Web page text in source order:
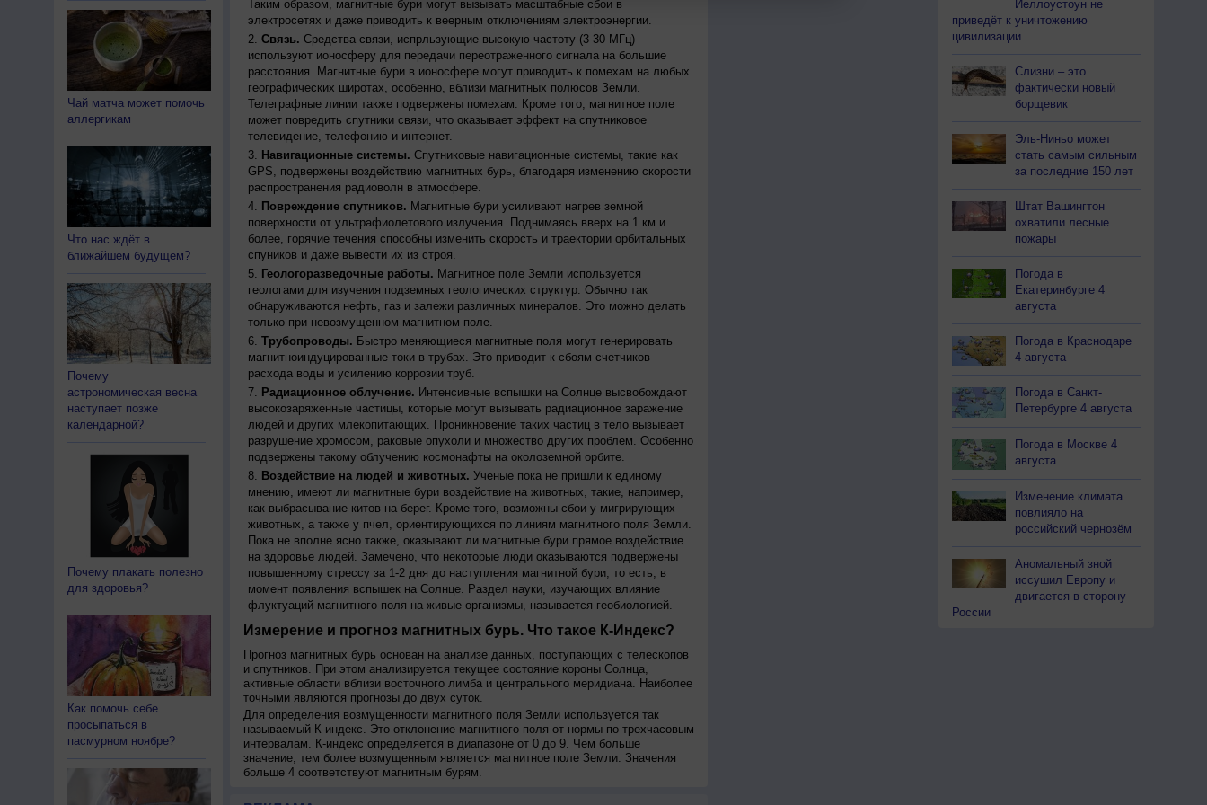
Чай матча может помочь
аллергикам
Что нас ждёт в
ближайшем будущем?
Почему
астрономическая весна
наступает позже
календарной?
Почему плакать полезно
для здоровья?
Как помочь себе
просыпаться в
пасмурном ноябре?
Таким образом, магнитные бури могут вызывать масштабные сбои в
электросетях и даже приводить к веерным отключениям электроэнергии.
Связь. Средства связи, испрльзующие высокую частоту (3-30 МГц)
используют ионосферу для передачи переотраженного сигнала на большие
расстояния. Магнитные бури в ионосфере могут приводить к помехам на любых
географических широтах, особенно, вблизи магнитных полюсов Земли.
Телеграфные линии также подвержены помехам. Кроме того, магнитное поле
может повредить спутники связи, что оказывает эффект на спутниковое
телевидение, телефонию и интернет.
Навигационные системы. Спутниковые навигационные системы, такие как
GPS, подвержены воздействию магнитных бурь, благодаря изменению скорости
распространения радиоволн в атмосфере.
Повреждение спутников. Магнитные бури усиливают нагрев земной
поверхности от ультрафиолетового излучения. Поднимаясь вверх на 1 км и
более, горячие течения способны изменить скорость и траектории орбитальных
спуников и даже вывести их из строя.
Геологоразведочные работы. Магнитное поле Земли используется
геологами для изучения подземных геологических структур. Обычно так
обнаруживаются нефть, газ и залежи различных минералов. Это можно делать
только при невозмущенном магнитном поле.
Трубопроводы. Быстро меняющиеся магнитные поля могут генерировать
магнитноиндуцированные токи в трубах. Это приводит к сбоям счетчиков
расхода воды и усилению коррозии труб.
Радиационное облучение. Интенсивные вспышки на Солнце высвобождают
высокозаряженные частицы, которые могут вызывать радиационное заражение
людей и других млекопитающих. Проникновение таких частиц в тело вызывает
разрушение хромосом, раковые опухоли и множество других проблем. Особенно
подвержены такому облучению космонафты на околоземной орбите.
Воздействие на людей и животных. Ученые пока не пришли к единому
мнению, имеют ли магнитные бури воздействие на животных, такие, например,
как выбрасывание китов на берег. Кроме того, возможны сбои у мигрирующих
животных, а также у пчел, ориентирующихся по линиям магнитного поля Земли.
Пока не вполне ясно также, оказывают ли магнитные бури прямое воздействие
на здоровье людей. Замечено, что некоторые люди оказываются подвержены
повышенному стрессу за 1-2 дня до наступления магнитной бури, то есть, в
момент появления вспышек на Солнце. Раздел науки, изучающих влияние
флуктуаций магнитного поля на живые организмы, называется геобиологией.
Измерение и прогноз магнитных бурь. Что такое К-Индекс?
Прогноз магнитных бурь основан на анализе данных, поступающих с телескопов
и спутников. При этом анализируется текущее состояние короны Солнца,
активные области вблизи восточного лимба и центрального меридиана. Наиболее
точными являются прогнозы до двух суток.
Для определения возмущенности магнитного поля Земли используется так
называемый К-индекс. Это отклонение магнитного поля от нормы по трехчасовым
интервалам. К-индекс определяется в диапазоне от 0 до 9. Чем больше
значение, тем более возмущенным является магнитное поле Земли. Значения
больше 4 соответствуют магнитным бурям.
Йеллоустоун не
приведёт к уничтожению
цивилизации
Слизни – это
фактически новый
борщевик
Эль-Ниньо может
стать самым сильным
за последние 150 лет
Штат Вашингтон
охватили лесные
пожары
Погода в
Екатеринбурге 4
августа
Погода в Краснодаре
4 августа
Погода в Санкт-
Петербурге 4 августа
Погода в Москве 4
августа
Изменение климата
повлияло на
российский чернозём
Аномальный зной
иссушил Европу и
двигается в сторону
России